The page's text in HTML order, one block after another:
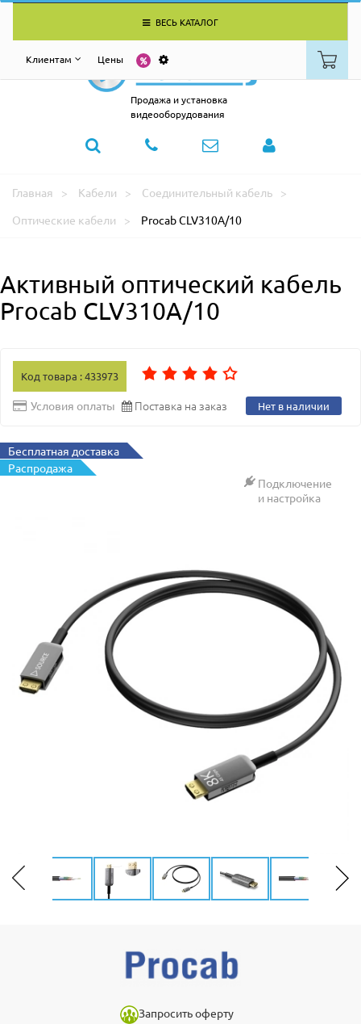
ВЕСЬ КАТАЛОГ
Клиентам Цены
Продажа и установка
видеооборудования
Главная Кабели
Соединительный кабель
Оптические кабели
Procab CLV310A/10
Активный оптический кабель
Procab CLV310A/10
Код товара : 433973
Условия оплаты Поставка на заказ Нет в наличии
Бесплатная доставка
Распродажа
Подключение
и настройка
Запросить оферту